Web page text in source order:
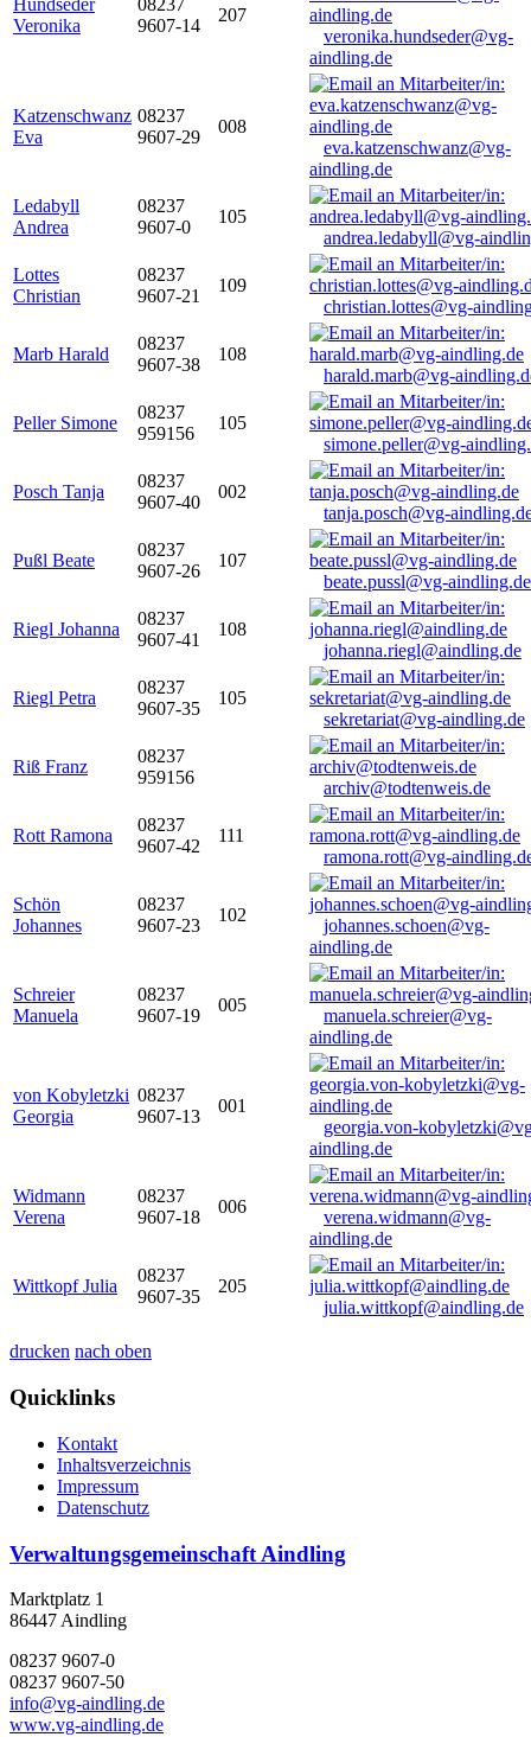
Hundseder
Veronika
08237
9607-14
207
veronika.hundseder@vg-
aindling.de
Katzenschwanz
Eva
08237
9607-29
008
eva.katzenschwanz@vg-
aindling.de
Ledabyll
Andrea
08237
9607-0
105
andrea.ledabyll@vg-
Lottes
Christian
08237
9607-21
109
christian.lottes@vg-
Marb Harald
08237
9607-38
108
harald.marb@vg-
Peller Simone
08237
959156
105
simone.peller@vg-
Posch Tanja
08237
9607-40
002
tanja.posch@vg-
Pußl Beate
08237
9607-26
107
beate.pussl@vg-aindling.de
Riegl Johanna
08237
9607-41
108
johanna.riegl@aindling.de
Riegl Petra
08237
9607-35
105
sekretariat@vg-aindling.de
Riß Franz
08237
959156
archiv@todtenweis.de
Rott Ramona
08237
9607-42
111
ramona.rott@vg-
Schön
Johannes
08237
9607-23
102
johannes.schoen@vg-
aindling.de
Schreier
Manuela
08237
9607-19
005
manuela.schreier@vg-
aindling.de
von Kobyletzki
Georgia
08237
9607-13
001
georgia.von-
aindling.de
Widmann
Verena
08237
9607-18
006
verena.widmann@vg-
aindling.de
Wittkopf Julia
08237
9607-35
205
julia.wittkopf@aindling.de
drucken nach oben
Quicklinks
Kontakt
Inhaltsverzeichnis
Impressum
Datenschutz
Verwaltungsgemeinschaft Aindling
Marktplatz 1
86447 Aindling
08237 9607-0
08237 9607-50
info@vg-aindling.de
www.vg-aindling.de